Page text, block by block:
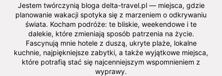
Jestem twórczynią bloga delta-travel.pl — miejsca, gdzie
planowanie wakacji spotyka się z marzeniem o odkrywaniu
świata. Kocham podróże: te bliskie, weekendowe i te
dalekie, które zmieniają sposób patrzenia na życie.
Fascynują mnie hotele z duszą, ukryte plaże, lokalne
kuchnie, najpiękniejsze zabytki, a także wyjątkowe miejsca,
które potrafią stać się najcenniejszym wspomnieniem z
wyprawy.